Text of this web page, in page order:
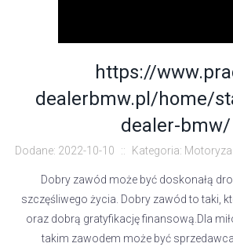
https://
dealerbmw.pl/home/
dealer-bmw/
Dodane: 2022-10-10 :: Kategoria:
Dobry zawód może być doskonałą
szczęśliwego życia. Dobry zawód to taki,
oraz dobrą gratyfikację finansową.Dla
takim zawodem może być